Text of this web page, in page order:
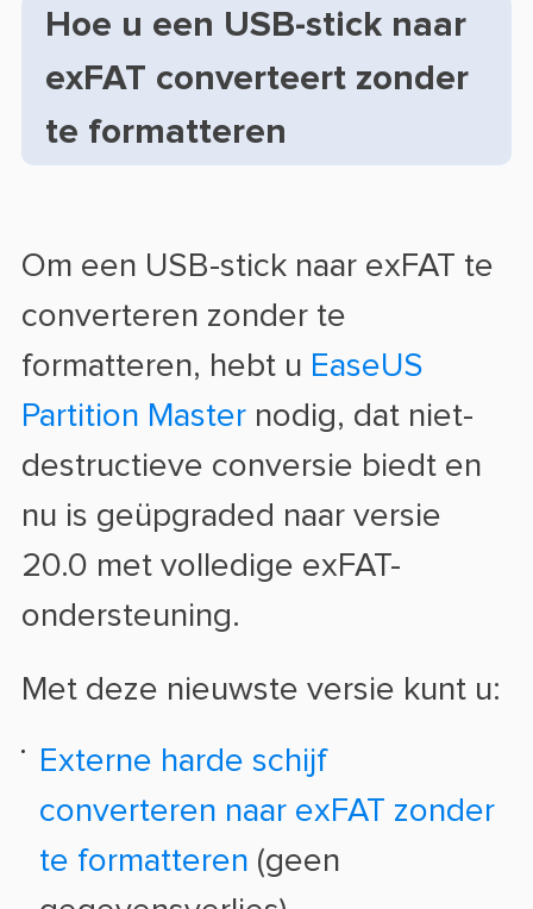
Hoe u een USB-stick naar
exFAT converteert zonder
te formatteren
Om een USB-stick naar exFAT te
converteren zonder te
formatteren, hebt u EaseUS
Partition Masternodig, dat niet-
destructieve conversie biedt en
nu is geüpgraded naar versie
20.0 met volledige exFAT-
ondersteuning.
Met deze nieuwste versie kunt u:
Externe harde schijf
converteren naar exFAT zonder
te formatteren (geen